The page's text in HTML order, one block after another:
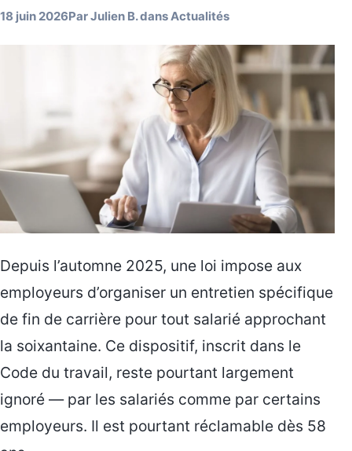
18 juin 2026ParJulien B.dansActualités
Depuis l’automne 2025, une loi impose aux
employeurs d’organiser un entretien spécifique
de fin de carrière pour tout salarié approchant
la soixantaine. Ce dispositif, inscrit dans le
Code du travail, reste pourtant largement
ignoré — par les salariés comme par certains
employeurs. Il est pourtant réclamable dès 58